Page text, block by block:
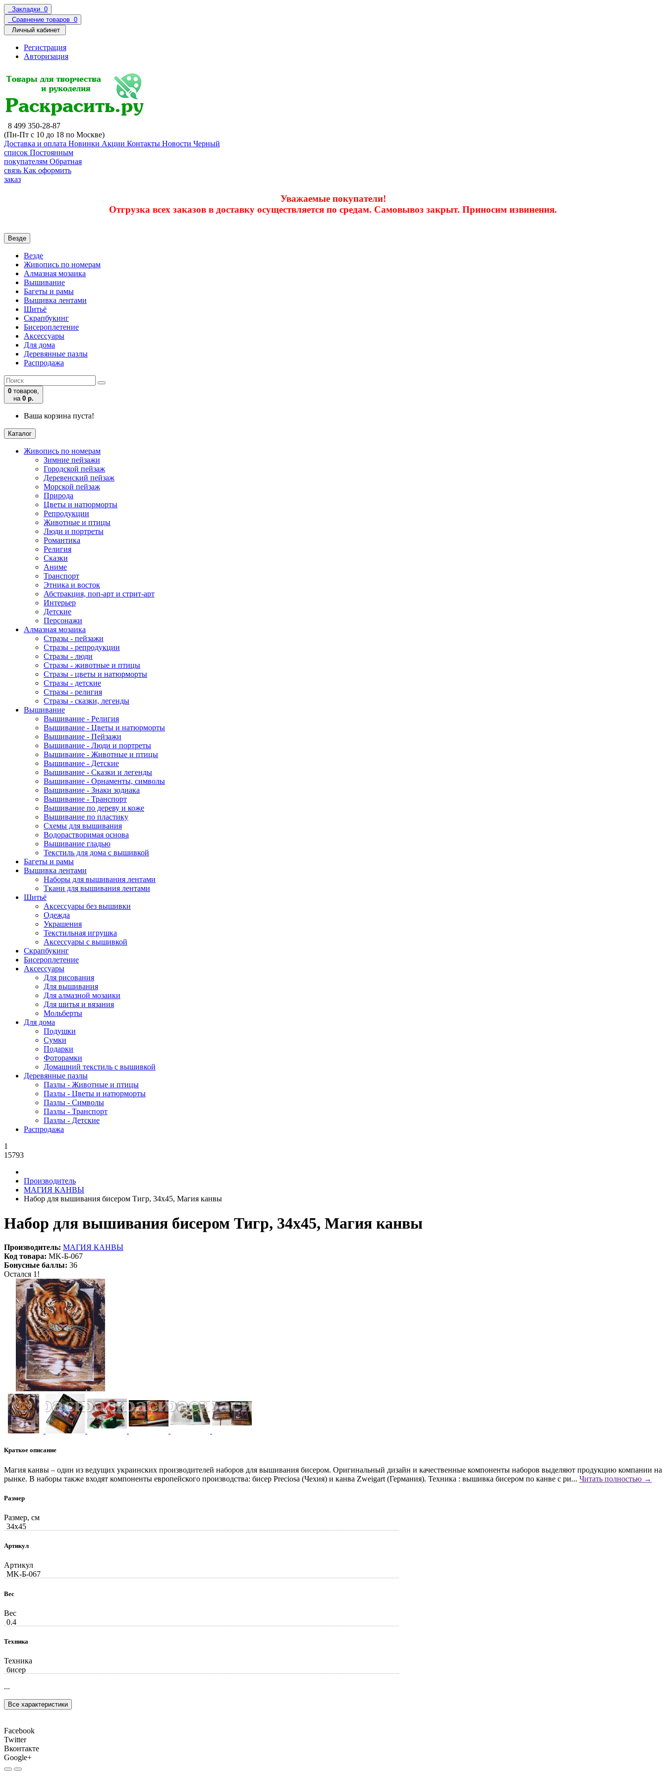
Закладки 0
Сравнение товаров 0
Личный кабинет
Регистрация
Авторизация
8 499 350-28-87
(Пн-Пт с 10 до 18 по Москве)
Доставка и оплата Новинки Акции Контакты Новости Черный
список Постоянным
покупателям Обратная
связь Как оформить
заказ
Уважаемые покупатели!
Отгрузка всех заказов в доставку осуществляется по средам. Самовывоз закрыт. Приносим извинения.
Везде
Везде
Живопись по номерам
Алмазная мозаика
Вышивание
Багеты и рамы
Вышивка лентами
Шитьё
Скрапбукинг
Бисероплетение
Аксессуары
Для дома
Деревянные пазлы
Распродажа
0 товаров,
на 0 р.
Ваша корзина пуста!
Каталог
Живопись по номерам
Зимние пейзажи
Городской пейзаж
Деревенский пейзаж
Морской пейзаж
Природа
Цветы и натюрморты
Репродукции
Животные и птицы
Люди и портреты
Романтика
Религия
Сказки
Аниме
Транспорт
Этника и восток
Абстракция, поп-арт и стрит-арт
Интерьер
Детские
Персонажи
Алмазная мозаика
Стразы - пейзажи
Стразы - репродукции
Стразы - люди
Стразы - животные и птицы
Стразы - цветы и натюрморты
Стразы - детские
Стразы - религия
Стразы - сказки, легенды
Вышивание
Вышивание - Религия
Вышивание - Цветы и натюрморты
Вышивание - Пейзажи
Вышивание - Люди и портреты
Вышивание - Животные и птицы
Вышивание - Детские
Вышивание - Сказки и легенды
Вышивание - Орнаменты, символы
Вышивание - Знаки зодиака
Вышивание - Транспорт
Вышивание по дереву и коже
Вышивание по пластику
Схемы для вышивания
Водорастворимая основа
Вышивание гладью
Текстиль для дома с вышивкой
Багеты и рамы
Вышивка лентами
Наборы для вышивания лентами
Ткани для вышивания лентами
Шитьё
Аксессуары без вышивки
Одежда
Украшения
Текстильная игрушка
Аксессуары с вышивкой
Скрапбукинг
Бисероплетение
Аксессуары
Для рисования
Для вышивания
Для алмазной мозаики
Для шитья и вязания
Мольберты
Для дома
Подушки
Сумки
Подарки
Фоторамки
Домашний текстиль с вышивкой
Деревянные пазлы
Пазлы - Животные и птицы
Пазлы - Цветы и натюрморты
Пазлы - Символы
Пазлы - Транспорт
Пазлы - Детские
Распродажа
1
15793
Производитель
МАГИЯ КАНВЫ
Набор для вышивания бисером Тигр, 34x45, Магия канвы
Набор для вышивания бисером Тигр, 34x45, Магия канвы
Производитель: МАГИЯ КАНВЫ
Код товара: MK-Б-067
Бонусные баллы: 36
Остался 1!
Краткое описание
Магия канвы – один из ведущих украинских производителей наборов для вышивания бисером. Оригинальный дизайн и качественные компоненты наборов выделяют продукцию компании на
рынке. В наборы также входят компоненты европейского производства: бисер Preciosa (Чехия) и канва Zweigart (Германия). Техника : вышивка бисером по канве с ри... Читать полностью →
Размер
Размер, см
34x45
Артикул
Артикул
MK-Б-067
Вес
Вес
0.4
Техника
Техника
бисер
...
Все характеристики
Facebook
Twitter
Вконтакте
Google+